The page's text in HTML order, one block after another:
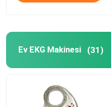
Ev EKG Makinesi (31)